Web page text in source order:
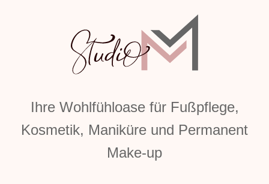
Ihre Wohlfühloase für Fußpflege,
Kosmetik, Maniküre und Permanent
Make-up